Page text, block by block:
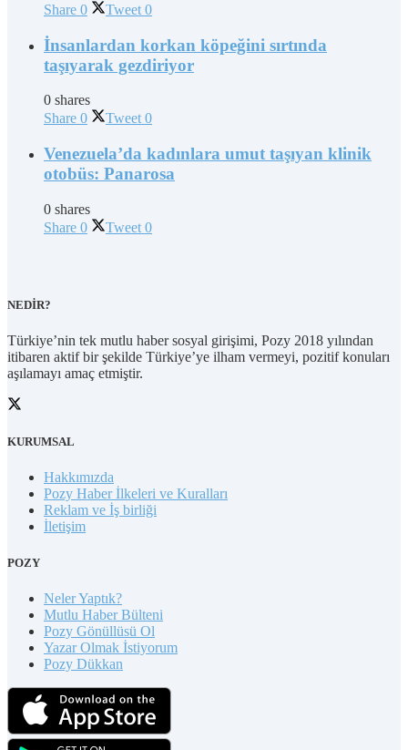
Share 0 Tweet 0
İnsanlardan korkan köpeğini sırtında
taşıyarak gezdiriyor
0 shares
Share 0 Tweet 0
Venezuela’da kadınlara umut taşıyan klinik
otobüs: Panarosa
0 shares
Share 0 Tweet 0
NEDİR?
Türkiye’nin tek mutlu haber sosyal girişimi, Pozy 2018 yılından
itibaren aktif bir şekilde Türkiye’ye ilham vermeyi, pozitif konuları
aşılamayı amaç etmiştir.
KURUMSAL
Hakkımızda
Pozy Haber İlkeleri ve Kuralları
Reklam ve İş birliği
İletişim
POZY
Neler Yaptık?
Mutlu Haber Bülteni
Pozy Gönüllüsü Ol
Yazar Olmak İstiyorum
Pozy Dükkan